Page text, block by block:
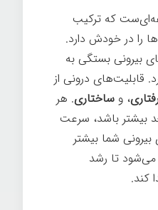
که ترکیب
را در خودش دارد.
بيرونی بستگی به
قابليت‌های درونی از
، و ساختاری. هر
بيشتر باشد، سرعت
شما بيشتر
می‌شود تا رشد
كند.